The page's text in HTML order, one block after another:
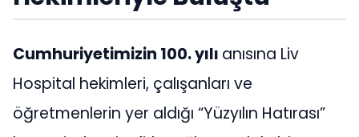
Cumhuriyetimizin 100. yılı anısına Liv
Hospital hekimleri, çalışanları ve
öğretmenlerin yer aldığı “Yüzyılın Hatırası”